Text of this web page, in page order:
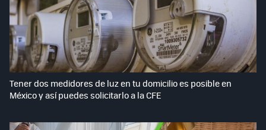
Tener dos medidores de luz en tu domicilio es posible en
México y así puedes solicitarlo a la CFE